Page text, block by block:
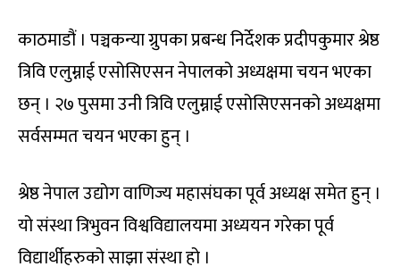
काठमाडौं । पञ्चकन्या ग्रुपका प्रबन्ध निर्देशक प्रदीपकुमार श्रेष्ठ
त्रिवि एलुम्नाई एसोसिएसन नेपालको अध्यक्षमा चयन भएका
छन् । २७ पुसमा उनी त्रिवि एलुम्नाई एसोसिएसनको अध्यक्षमा
सर्वसम्मत चयन भएका हुन् ।
श्रेष्ठ नेपाल उद्योग वाणिज्य महासंघका पूर्व अध्यक्ष समेत हुन् ।
यो संस्था त्रिभुवन विश्वविद्यालयमा अध्ययन गरेका पूर्व
विद्यार्थीहरुको साझा संस्था हो ।